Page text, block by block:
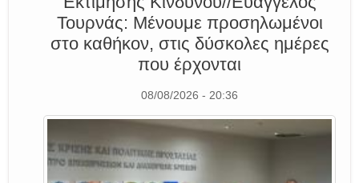
Τουρνάς: Μένουμε προσηλωμένοι
στο καθήκον, στις δύσκολες ημέρες
που έρχονται
08/08/2026 - 20:36